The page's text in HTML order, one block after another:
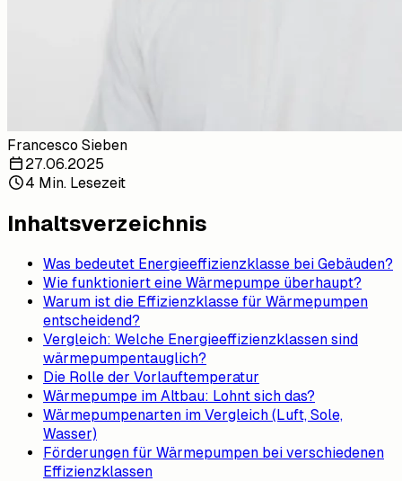
Francesco Sieben
27.06.2025
4 Min. Lesezeit
Inhaltsverzeichnis
Was bedeutet Energieeffizienzklasse bei Gebäuden?
Wie funktioniert eine Wärmepumpe überhaupt?
Warum ist die Effizienzklasse für Wärmepumpen
entscheidend?
Vergleich: Welche Energieeffizienzklassen sind
wärmepumpentauglich?
Die Rolle der Vorlauftemperatur
Wärmepumpe im Altbau: Lohnt sich das?
Wärmepumpenarten im Vergleich (Luft, Sole,
Wasser)
Förderungen für Wärmepumpen bei verschiedenen
Effizienzklassen